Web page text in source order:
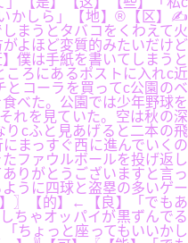
かしら」【地】®【区】✍
まうとタバコをくわえて火
よほど変質的みたいだけど
僕は手紙を書いてしまうと
ころにあるポストに入れc近
とコーラを買ってc公園のベ
べた。公園では少年野球を
れを見ていた。空は秋の深
りcふと見あげると二本の飛
まっすぐ西に進んでいくの
ファウルボールを投げ返し
りがとうございますと言っ
うに四球と盗塁の多いゲー
〗【的】←【良】「でもあ
ちゃオッパイが黒ずんでる
ちょっと座ってもいいかし